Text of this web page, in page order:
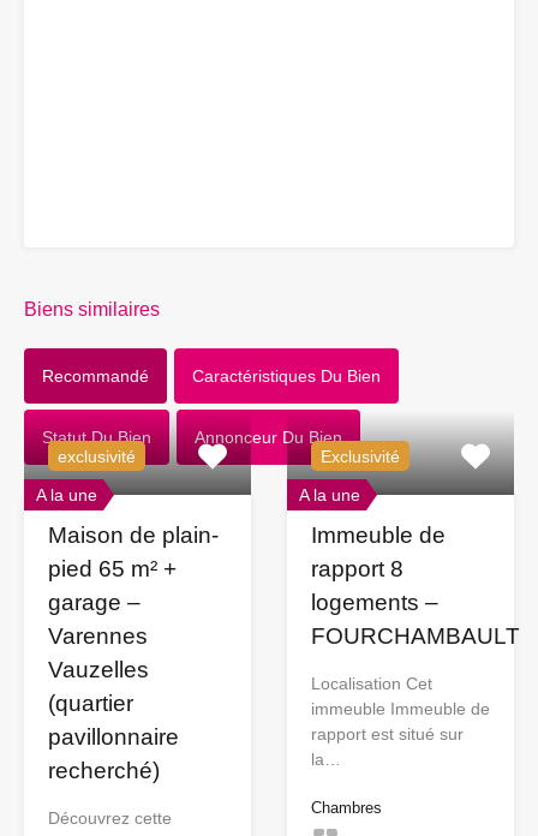
Biens similaires
Recommandé Caractéristiques Du Bien
Statut Du Bien Annonceur Du Bien
A la une
exclusivité
Maison de plain-
pied 65 m² +
garage –
Varennes
Vauzelles
(quartier
pavillonnaire
recherché)
Découvrez cette
A la une
Exclusivité
Immeuble de
rapport 8
logements –
FOURCHAMBAULT
Localisation Cet
immeuble Immeuble de
rapport est situé sur
la…
Chambres